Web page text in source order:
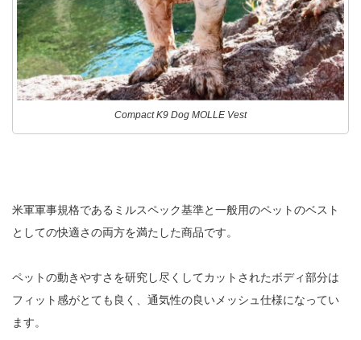
Compact K9 Dog MOLLE Vest
米軍軍事規格であるミルスペック基準と一般用のペットのベスト
としての快適さの両方を満たした商品です。
ペットの動きやすさを研究し尽くしてカットされたボディ部分は
フィット感がとても良く、通気性の良いメッシュ仕様になってい
ます。